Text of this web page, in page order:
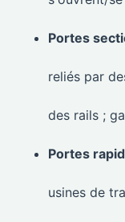
Portes
reliés par
des rails ;
Portes
usines de